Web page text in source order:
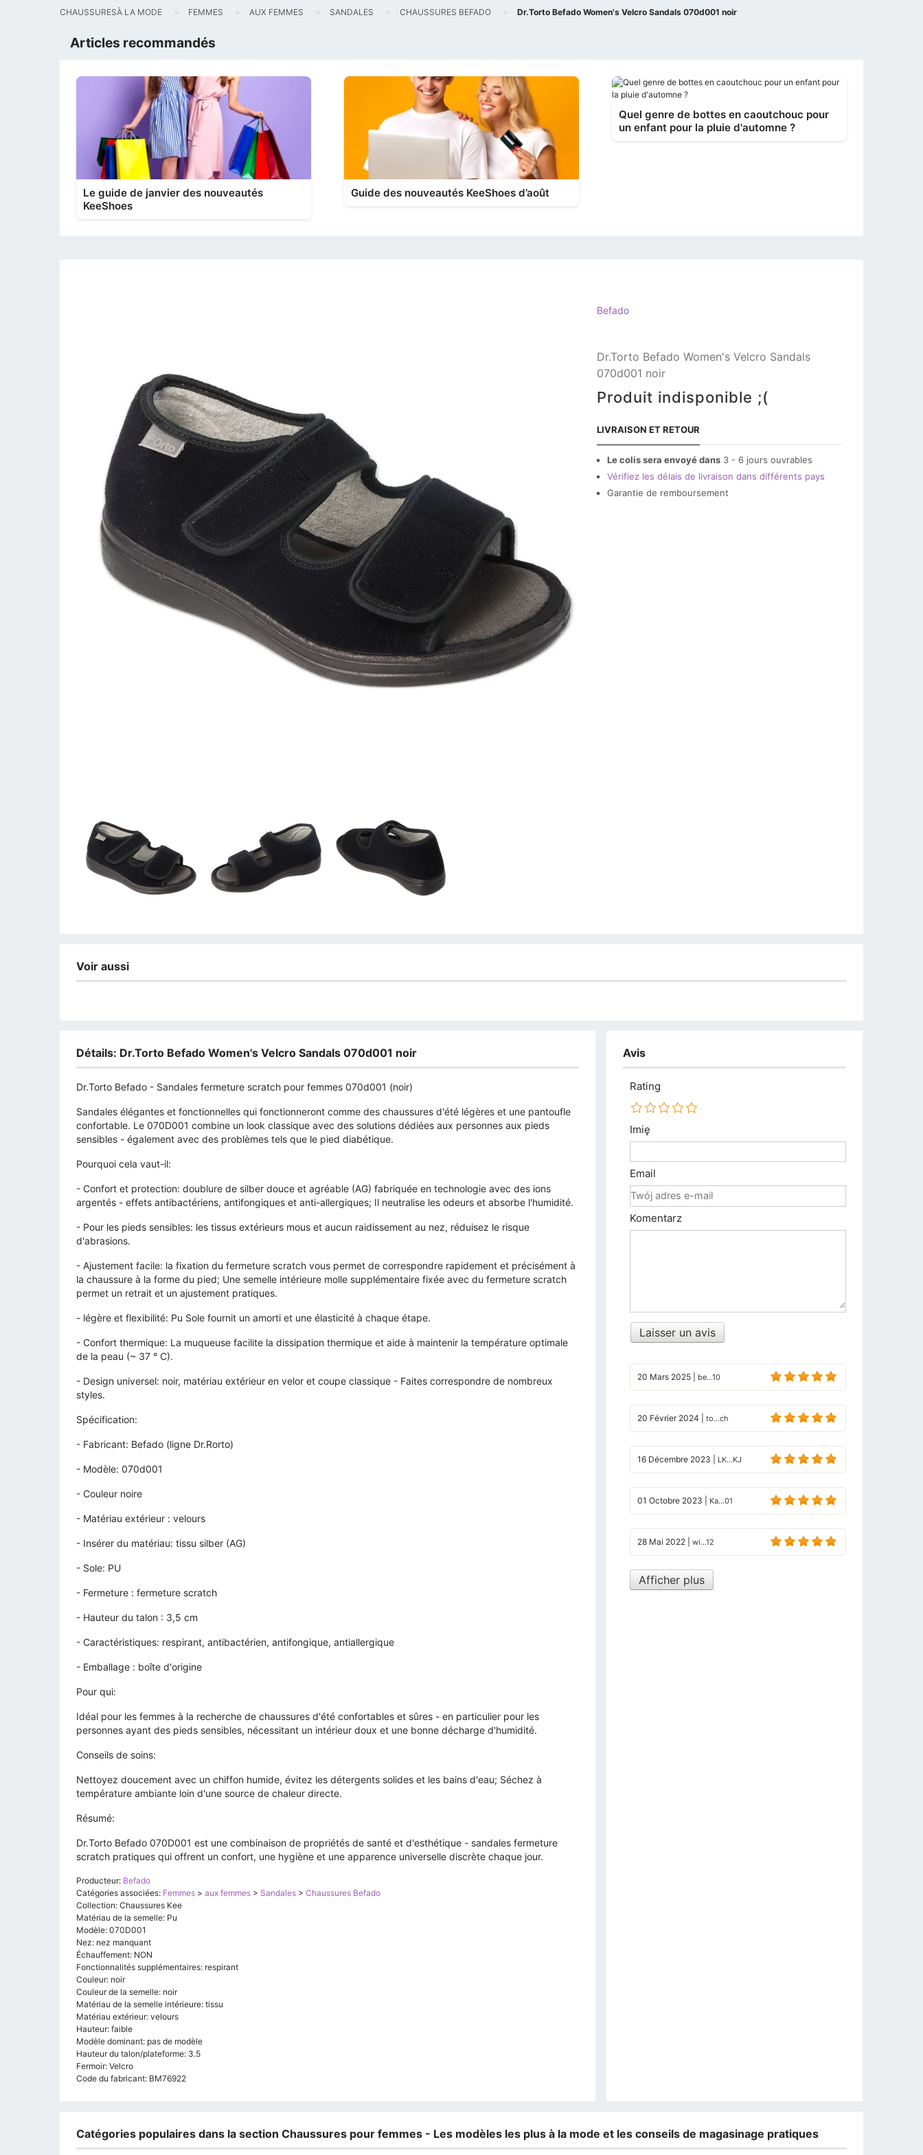
CHAUSSURESÀ LA MODE FEMMES AUX FEMMES SANDALES CHAUSSURES BEFADO Dr.Torto Befado Women's Velcro Sandals 070d001 noir
Articles recommandés
Le guide de janvier des nouveautés
KeeShoes
Guide des nouveautés KeeShoes d’août
Quel genre de bottes en caoutchouc pour
un enfant pour la pluie d'automne ?
Befado
Dr.Torto Befado Women's Velcro Sandals
070d001 noir
Produit indisponible ;(
LIVRAISON ET RETOUR
Le colis sera envoyé dans 3 - 6 jours ouvrables
Vérifiez les délais de livraison dans différents pays
Garantie de remboursement
Voir aussi
Détails: Dr.Torto Befado Women's Velcro Sandals 070d001 noir
Dr.Torto Befado - Sandales fermeture scratch pour femmes 070d001 (noir)
Sandales élégantes et fonctionnelles qui fonctionneront comme des chaussures d'été légères et une pantoufle
confortable. Le 070D001 combine un look classique avec des solutions dédiées aux personnes aux pieds
sensibles - également avec des problèmes tels que le pied diabétique.
Pourquoi cela vaut-il:
- Confort et protection: doublure de silber douce et agréable (AG) fabriquée en technologie avec des ions
argentés - effets antibactériens, antifongiques et anti-allergiques; Il neutralise les odeurs et absorbe l'humidité.
- Pour les pieds sensibles: les tissus extérieurs mous et aucun raidissement au nez, réduisez le risque
d'abrasions.
- Ajustement facile: la fixation du fermeture scratch vous permet de correspondre rapidement et précisément à
la chaussure à la forme du pied; Une semelle intérieure molle supplémentaire fixée avec du fermeture scratch
permet un retrait et un ajustement pratiques.
- légère et flexibilité: Pu Sole fournit un amorti et une élasticité à chaque étape.
- Confort thermique: La muqueuse facilite la dissipation thermique et aide à maintenir la température optimale
de la peau (~ 37 ° C).
- Design universel: noir, matériau extérieur en velor et coupe classique - Faites correspondre de nombreux
styles.
Spécification:
- Fabricant: Befado (ligne Dr.Rorto)
- Modèle: 070d001
- Couleur noire
- Matériau extérieur : velours
- Insérer du matériau: tissu silber (AG)
- Sole: PU
- Fermeture : fermeture scratch
- Hauteur du talon : 3,5 cm
- Caractéristiques: respirant, antibactérien, antifongique, antiallergique
- Emballage : boîte d'origine
Pour qui:
Idéal pour les femmes à la recherche de chaussures d'été confortables et sûres - en particulier pour les
personnes ayant des pieds sensibles, nécessitant un intérieur doux et une bonne décharge d'humidité.
Conseils de soins:
Nettoyez doucement avec un chiffon humide, évitez les détergents solides et les bains d'eau; Séchez à
température ambiante loin d'une source de chaleur directe.
Résumé:
Dr.Torto Befado 070D001 est une combinaison de propriétés de santé et d'esthétique - sandales fermeture
scratch pratiques qui offrent un confort, une hygiène et une apparence universelle discrète chaque jour.
Producteur: Befado
Catégories associées: Femmes > aux femmes > Sandales > Chaussures Befado
Collection: Chaussures Kee
Matériau de la semelle: Pu
Modèle: 070D001
Nez: nez manquant
Échauffement: NON
Fonctionnalités supplémentaires: respirant
Couleur: noir
Couleur de la semelle: noir
Matériau de la semelle intérieure: tissu
Matériau extérieur: velours
Hauteur: faible
Modèle dominant: pas de modèle
Hauteur du talon/plateforme: 3.5
Fermoir: Velcro
Code du fabricant: BM76922
Avis
Rating
Imię
Email
Komentarz
Laisser un avis
20 Mars 2025 be...10
20 Février 2024 to...ch
16 Décembre 2023 LK...KJ
01 Octobre 2023 Ka...01
28 Mai 2022 wi...12
Afficher plus
Catégories populaires dans la section Chaussures pour femmes - Les modèles les plus à la mode et les conseils de magasinage pratiques